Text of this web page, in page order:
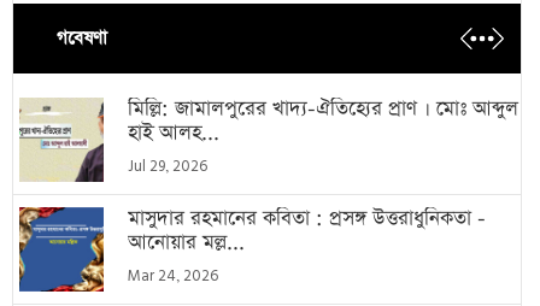
গবেষণা
মিল্লি: জামালপুরের খাদ্য-ঐতিহ্যের প্রাণ । মোঃ আব্দুল
হাই আলহ...
Jul 29, 2026
মাসুদার রহমানের কবিতা : প্রসঙ্গ উত্তরাধুনিকতা -
আনোয়ার মল্ল...
Mar 24, 2026